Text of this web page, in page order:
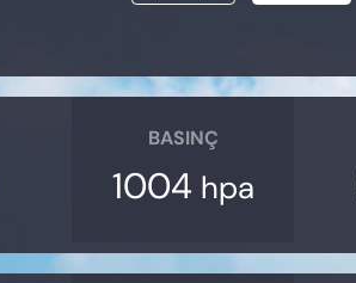
BASINÇ
1004 hpa